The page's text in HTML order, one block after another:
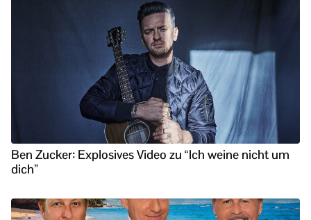
Ben Zucker: Explosives Video zu “Ich weine nicht um
dich”